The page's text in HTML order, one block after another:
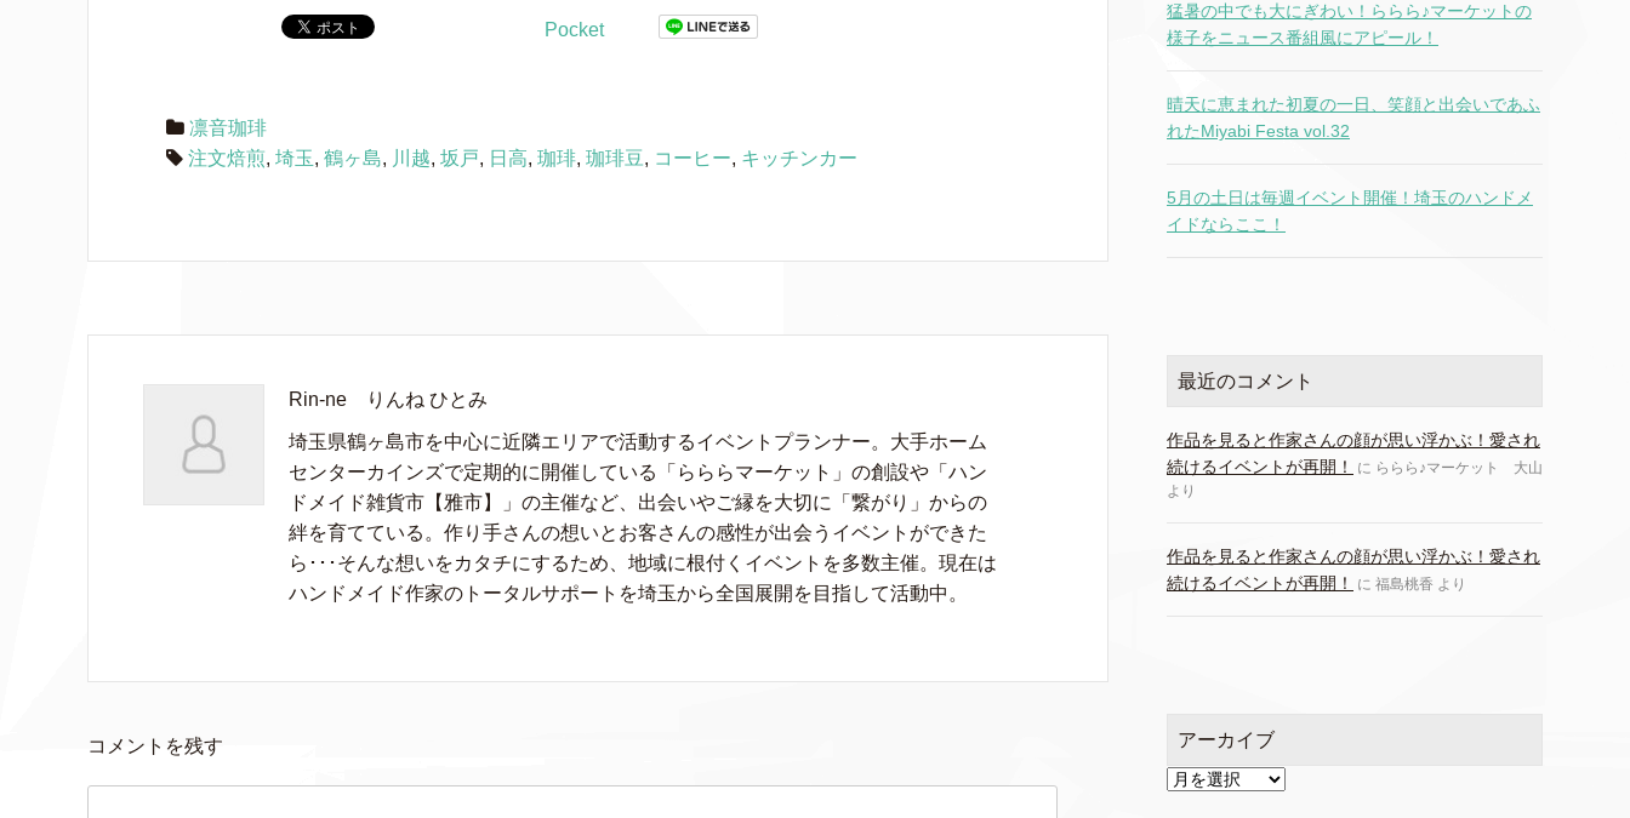
Pocket
凛音珈琲
注文焙煎, 埼玉, 鶴ヶ島, 川越, 坂戸, 日高, 珈琲, 珈琲豆, コーヒー, キッチンカー
Rin-ne りんね ひとみ
埼玉県鶴ヶ島市を中心に近隣エリアで活動するイベントプランナー。大手ホーム
センターカインズで定期的に開催している「らららマーケット」の創設や「ハン
ドメイド雑貨市【雅市】」の主催など、出会いやご縁を大切に「繋がり」からの
絆を育てている。作り手さんの想いとお客さんの感性が出会うイベントができた
ら･･･そんな想いをカタチにするため、地域に根付くイベントを多数主催。現在は
ハンドメイド作家のトータルサポートを埼玉から全国展開を目指して活動中。
コメントを残す
猛暑の中でも大にぎわい！ららら♪マーケットの
様子をニュース番組風にアピール！
晴天に恵まれた初夏の一日、笑顔と出会いであふ
れたMiyabi Festa vol.32
5月の土日は毎週イベント開催！埼玉のハンドメ
イドならここ！
最近のコメント
作品を見ると作家さんの顔が思い浮かぶ！愛され
続けるイベントが再開！
に ららら♪マーケット 大山
より
作品を見ると作家さんの顔が思い浮かぶ！愛され
続けるイベントが再開！
に 福島桃香 より
アーカイブ
ア